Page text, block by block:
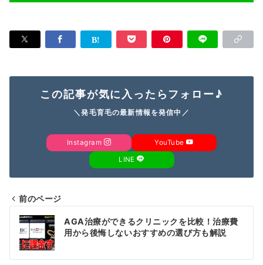
この記事が気に入ったらフォロー♪
＼発毛育毛の最新情報を発信中／
Instagram YouTube
LINE
投
稿
ナ
前のページ
AGA治療ができるクリニックを比較！治療費
用から後悔しないおすすめの選び方も解説